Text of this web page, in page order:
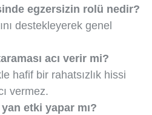
egzersizin rolü nedir?
destekleyerek genel
acı verir mi?
hafif bir rahatsızlık hissi
vermez.
etki yapar mı?